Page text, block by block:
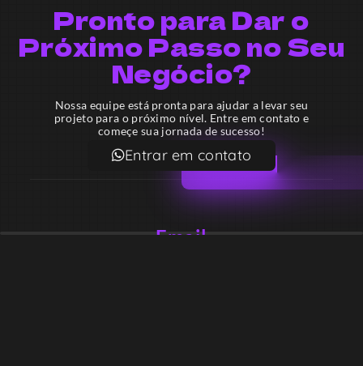
Pronto para Dar o
Próximo Passo no Seu
Negócio?
Nossa equipe está pronta para ajudar a levar seu
projeto para o próximo nível. Entre em contato e
começe sua jornada de sucesso!
Entrar em contato
Email